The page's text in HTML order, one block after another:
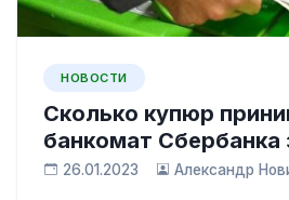
НОВОСТИ
Сколько купюр
банкомат Сбербанка
26.01.2023 Александр